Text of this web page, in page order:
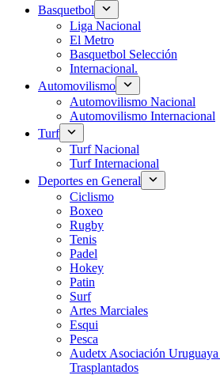
Basquetbol
Liga Nacional
El Metro
Basquetbol Selección
Internacional.
Automovilismo
Automovilismo Nacional
Automovilismo Internacional
Turf
Turf Nacional
Turf Internacional
Deportes en General
Ciclismo
Boxeo
Rugby
Tenis
Padel
Hokey
Patin
Surf
Artes Marciales
Esqui
Pesca
Audetx Asociación
Trasplantados